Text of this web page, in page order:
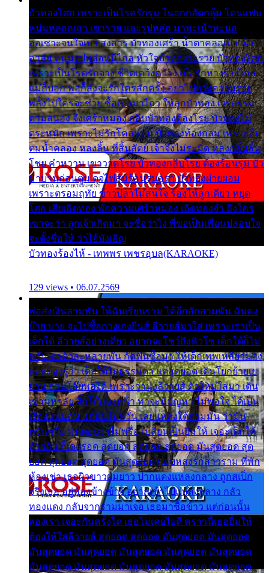
บัวทองโศก เพราะเป็นโรครักรุม ในอกกลัดกลุ้ม โดนแฟน
หนุ่มหลอกเอา เขารวย และรูปหล่อ มาพะเน้าพะนอ
ออเซาะจนใจเบา สงสาร บัวทองเศร้า น้ำตาคลอเบ้า เฝ้า
อาลัย หนุ่มรูปหล่อหนีไกล หัวใจบัวทองระรวย บัวทองโศก
เพราะเป็นโรครักจาง ชีวิตเคว้งคว้าง เมื่อรักห่างร้างไกล
แม่ก็บอก พ่อก็สั่งจะรักใครสักครั้ง อย่าไปหวังความรวย
พลั้งไปใครจะช่วย ซื้อเปลมาไกว ให้ลูกบัวทอง เวรกรรม
ตามสนอง จึงเศร้าหมอง กลีบบัวทองต้องโรย บัวทองไม่
ตระหนัก เพราะไม่รักโคลนตม บัวทองท้องกลม เพราะลืม
ตมน้ำคลอง หลงลิ้น ที่สิ้นสัตย์ เจ้าจึงไม่ระมัด หลงกลิ่นลิ้น
โชย คำหวาน เขาวาดโรย บัวทองกลีบโรย ต้องร้อนรุม บัว
มาบานก่อนตูม ดุจไฟสุมร้อนรุมอุรา บัวทองผ่ายผอม
เพราะตรอมฤทัย ข้าวปลาไม่สนใจ ร้องไห้ลูกเดียว หยุด
โศก เสียเถิดทอง พักความเศร้าหมอง เถิดทองจ๋า ถึงใคร
เขาจะว่า ลูกเจ้าเกิดมา จะชื่อว่าไง พี่ขอเป็นเพื่อนปลอบใจ
จะตั้งชื่อให้ ว่าไอ้บังเอิญ
บัวทองร้องไห้ - เทพพร เพชรอุบล(KARAOKE)
129 views • 06.07.2569
พ่อส่งเงินสามพัน ให้ฉันเรียนราม ได้อีกสักสามพัน ฉันคง
บ๊าย บาย จะไปซื้อกางเกงยีนส์ ลีวายส์มาใส่ เพราะเราเป็น
เด็กใต้ ลีวายส์อย่างเดียว อยากจะโชว์ถึงหิวโซ เด็กใต้ก็ไม่
หวั่น ตกตัวละหลายพัน กัดฟันซื้อมา ให้เด็กเทพเหลียวมอง
และต้องรู้ว่า เด็กใต้ไม่ธรรมดา แต่สุดยอด เดินโยกย้ายเย
ยวน กวนโอ๊ยพอได้ เพราะว่านุ่งลีวายส์ ตัวใหม่ใส่มา เดิน
เข้ามหาลัย จิ๊กโก๊มองหน้า ท่าจะมีปัญหา ไม่พอใจ ได้เป็น
เรื่องแน่นอน แต่ฉันไม่หวั่น เลยแหลงใต้ถามมัน ว่ามัน
พรั่นพรือ มันตอบว่าไม่พรื่อ เปลี่ยนเป็นยิ้มให้ เจอะเด็กใต้
ด้วยกัน ก็เลยรอด สุดยอด สุดยอด สุดยอด มันสุดยอด สุด
ยอด สุดยอด สุดยอด มันสุดยอด แอบหลงรักสาวราม ที่พัก
ห้องเช่า เธอผิวขาวผมยาว ปากแดงแหลงกลาง ถูกสเป็ก
จริงเธอ อยู่ห้องข้างข้าง อยากเข้าไปแหลงกลาง กลัว
ทองแดง กลับจากรามมาเจอ เธอมาซื้อข้าว แต่ก่อนนั้น
สองเรา เจอะกันครั้งใด เธอไม่เคยไยดี คราวนี้เธอยิ้มให้
ต้องให้ใส่ลีวายส์ สุดยอด สุดยอด มันสุดยอด มันสุดยอด
มันสุดยอด มันสุดยอด มันสุดยอด มันสุดยอด มันสุดยอด
มันสุดยอด มันสุดยอด มันสุดยอด มันสุดยอด มันสุดยอด